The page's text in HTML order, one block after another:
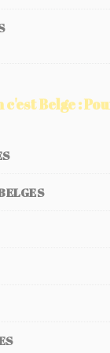
c'est Belge :